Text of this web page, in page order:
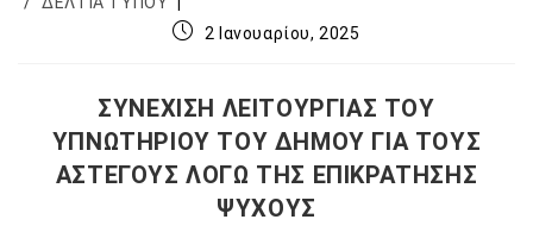
2 Ιανουαρίου, 2025
ΣΥΝΕΧΙΣΗ ΛΕΙΤΟΥΡΓΙΑΣ ΤΟΥ
ΥΠΝΩΤΗΡΙΟΥ ΤΟΥ ΔΗΜΟΥ ΓΙΑ ΤΟΥΣ
ΑΣΤΕΓΟΥΣ ΛΟΓΩ ΤΗΣ ΕΠΙΚΡΑΤΗΣΗΣ
ΨΥΧΟΥΣ